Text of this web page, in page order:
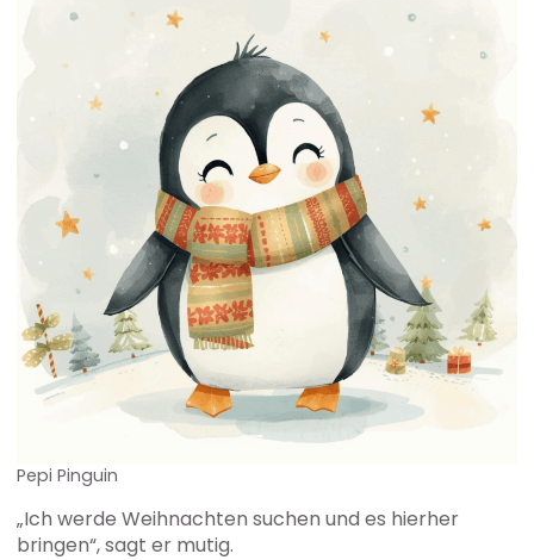
Pepi Pinguin
„Ich werde Weihnachten suchen und es hierher
bringen“, sagt er mutig.